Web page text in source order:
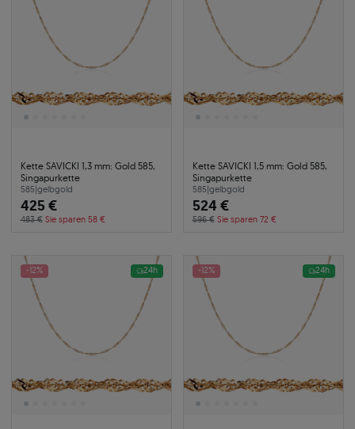
Kette SAVICKI 1,3 mm: Gold 585,
Singapurkette
585|gelbgold
425 €
483 € Sie sparen 58 €
Kette SAVICKI 1,5 mm: Gold 585,
Singapurkette
585|gelbgold
524 €
596 € Sie sparen 72 €
-12% 24h -12% 24h